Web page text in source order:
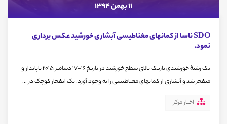
11 بهمن 1394
SDO ناسا از کمانهای مغناطیسی آبشاری خورشید عکس برداری
نمود.
یک رشتۀ خورشیدی تاریک بالای سطح خورشید در تاریخ 16-17 دسامبر 2015 ناپایدار و
منفجر شد و آبشاری از کمانهای مغناطیسی را به وجود آورد. یک انفجار کوچک در ...
اخبار مرکز